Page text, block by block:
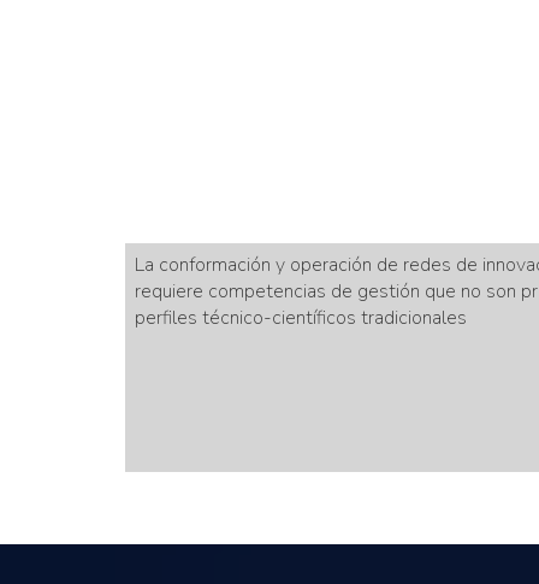
La conformación y operación de redes de
requiere competencias de gestión que no son
perfiles técnico-científicos tradicionales